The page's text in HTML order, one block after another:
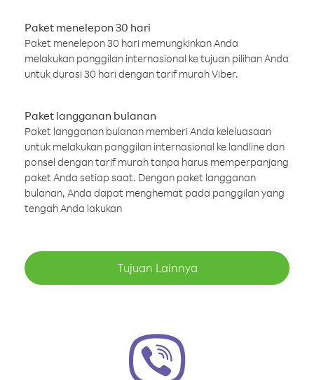
Paket menelepon 30 hari
Paket menelepon 30 hari memungkinkan Anda
melakukan panggilan internasional ke tujuan pilihan Anda
untuk durasi 30 hari dengan tarif murah Viber.
Paket langganan bulanan
Paket langganan bulanan memberi Anda keleluasaan
untuk melakukan panggilan internasional ke landline dan
ponsel dengan tarif murah tanpa harus memperpanjang
paket Anda setiap saat. Dengan paket langganan
bulanan, Anda dapat menghemat pada panggilan yang
tengah Anda lakukan
Tujuan Lainnya